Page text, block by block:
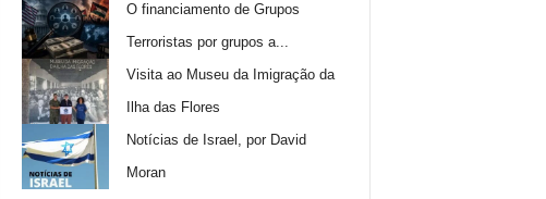
O financiamento de Grupos
Terroristas por grupos a...
Visita ao Museu da Imigração da
Ilha das Flores
Notícias de Israel, por David
Moran